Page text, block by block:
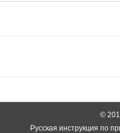
©
Русская инструкция по